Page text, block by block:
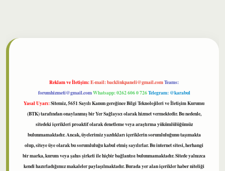
Reklam ve İletişim:E-mail:backlinkpaneli@gmail.comTeams:
forumhizmeti@gmail.comWhatsapp: 0262 606 0 726Telegram: @karabul
Yasal Uyarı:Sitemiz, 5651 Sayılı Kanun gereğince Bilgi Teknolojileri ve İletişim Kurumu
(BTK) tarafından onaylanmış bir Yer Sağlayıcı olarak hizmet vermektedir. Bu nedenle,
sitedeki içerikleri proaktif olarak denetleme veya araştırma yükümlülüğümüz
bulunmamaktadır. Ancak, üyelerimiz yazdıkları içeriklerin sorumluluğunu taşımakta
olup, siteye üye olarak bu sorumluluğu kabul etmiş sayılırlar. Bu internet sitesi, herhangi
bir marka, kurum veya şahıs şirketi ile hiçbir bağlantısı bulunmamaktadır. Sitede yalnızca
kendi hazırladığımız makaleler paylaşılmaktadır. Burada yer alan içerikler haber niteliği